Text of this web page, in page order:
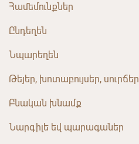
Համեմունքներ
Ընդեղեն
Նպարեղեն
Թեյեր, խոտաբույսեր, սուրճեր
Բնական խնամք
Նարգիլե եվ պարագաներ